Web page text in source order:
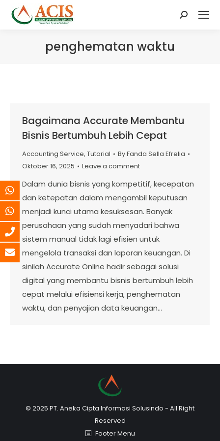
Search:
penghematan waktu
Bagaimana Accurate Membantu
Bisnis Bertumbuh Lebih Cepat
Accounting Service, Tutorial ByFanda Sella Efrelia
Oktober 16, 2025
Leave a comment
Dalam dunia bisnis yang kompetitif, kecepatan
dan ketepatan dalam mengambil keputusan
menjadi kunci utama kesuksesan. Banyak
perusahaan yang sudah menyadari bahwa
sistem manual tidak lagi efisien untuk
mengelola transaksi dan laporan keuangan. Di
sinilah Accurate Online hadir sebagai solusi
digital yang membantu bisnis bertumbuh lebih
cepat melalui efisiensi kerja, penghematan
waktu, dan penyajian data keuangan…
© 2025 PT. Aneka Cipta Informasi Solusindo - All Right
Reserved
Footer Menu